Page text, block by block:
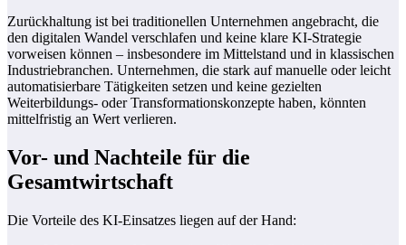
Zurückhaltung ist bei traditionellen Unternehmen angebracht, die
den digitalen Wandel verschlafen und keine klare KI-Strategie
vorweisen können – insbesondere im Mittelstand und in klassischen
Industriebranchen. Unternehmen, die stark auf manuelle oder leicht
automatisierbare Tätigkeiten setzen und keine gezielten
Weiterbildungs- oder Transformationskonzepte haben, könnten
mittelfristig an Wert verlieren.
Vor- und Nachteile für die
Gesamtwirtschaft
Die Vorteile des KI-Einsatzes liegen auf der Hand: